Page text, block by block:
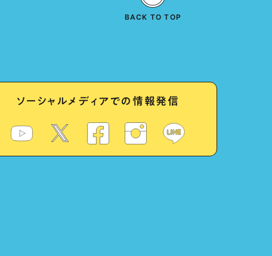
ソーシャルメディアでの情報発信
BACK TO TOP